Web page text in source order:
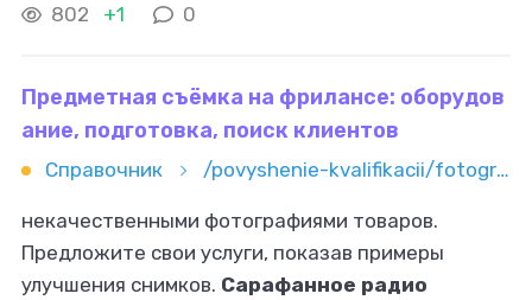
среди аудитории разговоры о товаре или услуге.
802 +1 0
Предметная съёмка на фрилансе: оборудов
ание, подготовка, поиск клиентов
Справочник /povyshenie-kvalifikacii/fotografiya/predmetnaya-semka-na-frilanse-oborudovanie-podgotovka-poisk-klie
некачественными фотографиями товаров.
Предложите свои услуги, показав примеры
улучшения снимков. Сарафанное радио